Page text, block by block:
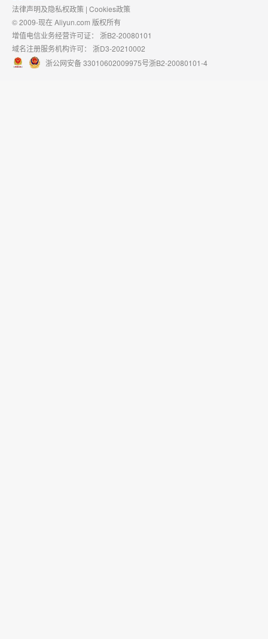
法律声明及隐私权政策 | Cookies政策
© 2009-现在 Aliyun.com 版权所有
增值电信业务经营许可证： 浙B2-20080101
域名注册服务机构许可： 浙D3-20210002
浙公网安备 33010602009975号浙B2-20080101-4